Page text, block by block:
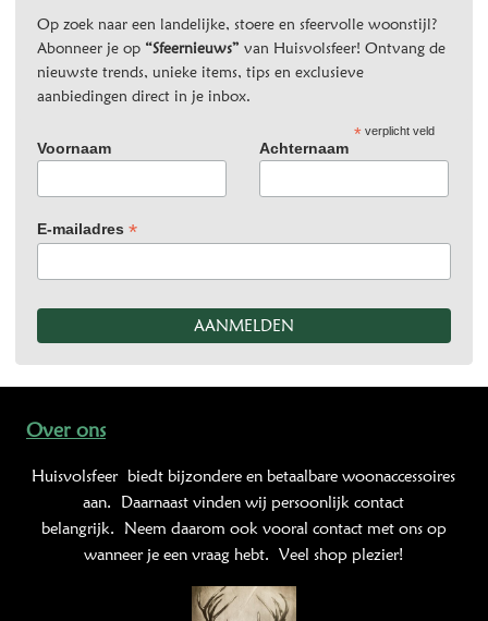
Op zoek naar een landelijke, stoere en sfeervolle woonstijl?
Abonneer je op “Sfeernieuws” van Huisvolsfeer! Ontvang de
nieuwste trends, unieke items, tips en exclusieve
aanbiedingen direct in je inbox.
*verplicht veld
Voornaam Achternaam
E-mailadres *
Over ons
Huisvolsfeer biedt bijzondere en betaalbare woonaccessoires
aan. Daarnaast vinden wij persoonlijk contact
belangrijk. Neem daarom ook vooral contact met ons op
wanneer je een vraag hebt. Veel shop plezier!